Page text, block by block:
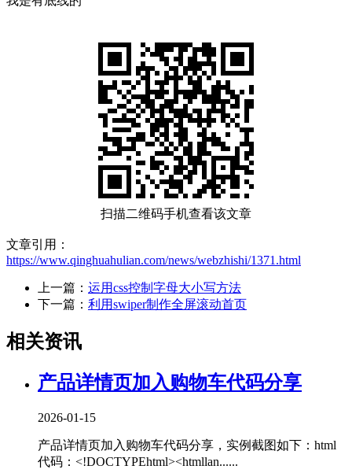
扫描二维码手机查看该文章
文章引用：
https://www.qinghuahulian.com/news/webzhishi/1371.html
上一篇： 运用css控制字母大小写方法
下一篇： 利用swiper制作全屏滚动首页
相关资讯
产品详情页加入购物车代码分享
2026-01-15
产品详情页加入购物车代码分享，实例截图如下：html
代码：<!DOCTYPEhtml><htmllan......